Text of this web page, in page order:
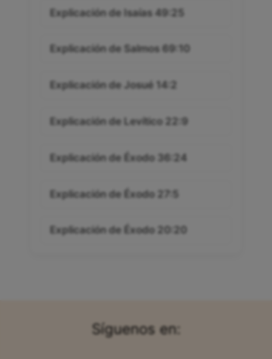
Explicación de Isaías 49:25
Explicación de Salmos 69:10
Explicación de Josué 14:2
Explicación de Levítico 22:9
Explicación de Éxodo 36:24
Explicación de Éxodo 27:5
Explicación de Éxodo 20:20
Síguenos en: